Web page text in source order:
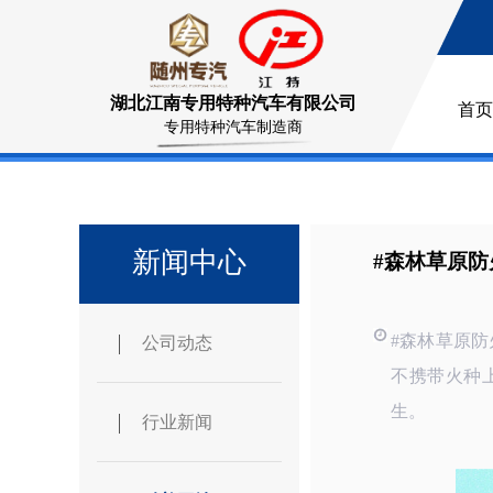
湖北江南专用特种汽车有限公司
专用特种汽车制造商
首页
新闻中心
公司动态
行业新闻
#森林草原
#森林草原
不携带火种
生。